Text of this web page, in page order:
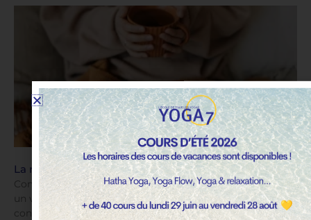
La recette du chaï indien
Comment faire un délicieux sirop d’épices pour déguster
un véritable chaï indien. Idéal un soir d’hiver, pour
contempler l’instant présent…